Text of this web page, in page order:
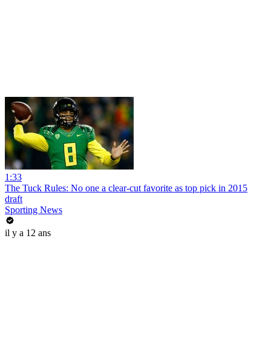
1:33
The Tuck Rules: No one a clear-cut favorite as top pick in 2015
draft
Sporting News
il y a 12 ans